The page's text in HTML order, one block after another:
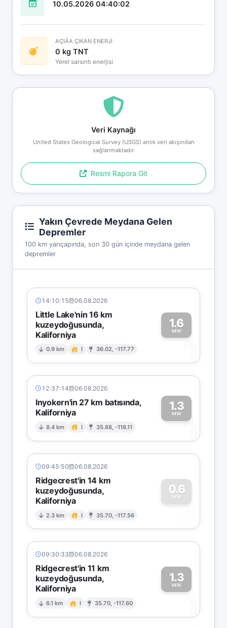
10.05.2026 04:40:02
AÇIÄA ÇIKAN ENERJİ
0 kg TNT
Yerel sarsıntı enerjisi
Veri Kaynağı
United States Geological Survey (USGS) anlık veri akışından
sağlanmaktadır.
Resmi Rapora Git
Yakın Çevrede Meydana Gelen
Depremler
100 km yarıçapında, son 30 gün içinde meydana gelen
depremler
14:10:15 06.08.2026
Little Lake'nin 16 km
kuzeydoğusunda,
Kaliforniya
0.9 km I 36.02, -117.77
1.6
MW
1
12:37:14 06.08.2026
Inyokern'in 27 km batısında,
Kaliforniya
8.4 km I 35.68, -118.11
1.3
MW1
09:45:50 06.08.2026
Ridgecrest'in 14 km
kuzeydoğusunda,
Kaliforniya
2.3 km I 35.70, -117.56
0.6
MW
0
09:30:33 06.08.2026
Ridgecrest'in 11 km
kuzeydoğusunda,
Kaliforniya
6.1 km I 35.70, -117.60
1.3
MW
1